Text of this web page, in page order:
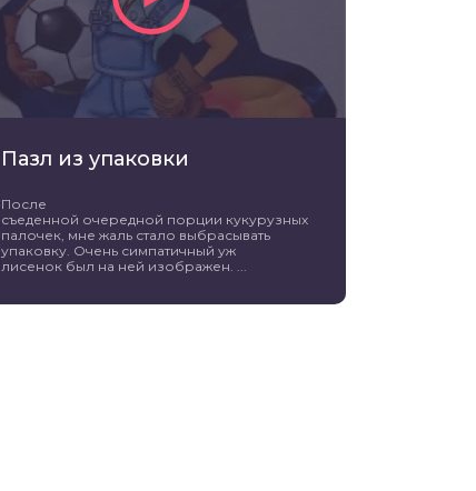
Пазл из упаковки
После
съеденной очередной порции кукурузных
палочек, мне жаль стало выбрасывать
упаковку. Очень симпатичный уж
лисенок был на ней изображен. ...